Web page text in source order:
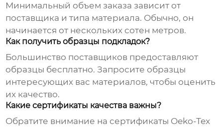
Минимальный объем заказа зависит от
поставщика и типа материала. Обычно, он
начинается от нескольких сотен метров.
Как получить образцы подкладок?
Большинство поставщиков предоставляют
образцы бесплатно. Запросите образцы
интересующих вас материалов, чтобы оценить
их качество.
Какие сертификаты качества важны?
Обратите внимание на сертификаты Oeko-Tex